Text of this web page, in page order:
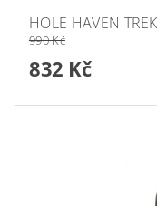
HOLE HAVEN
990 Kč
832 Kč